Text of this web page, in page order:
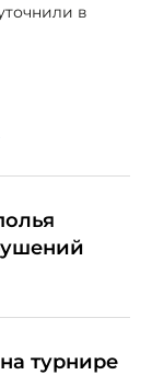
в
турнире